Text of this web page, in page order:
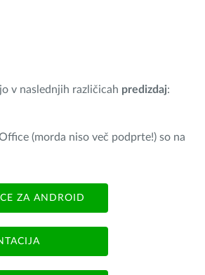
v naslednjih različicah predizdaj:
(morda niso več podprte!) so na
ZA ANDROID